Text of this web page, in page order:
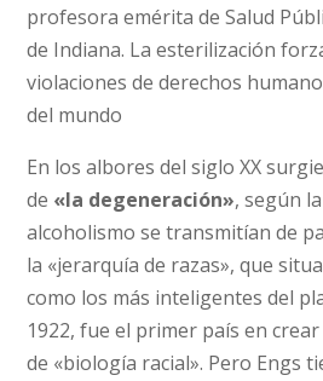
profesora emérita de Salud
de Indiana. La esterilización
violaciones de derechos
del mundo
En los albores del siglo XX
de «la degeneración», según
alcoholismo se transmitían de
la «jerarquía de razas», que
como los más inteligentes del
1922, fue el primer país en
de «biología racial». Pero Engs